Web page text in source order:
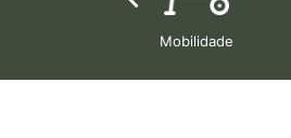
Mobilidade